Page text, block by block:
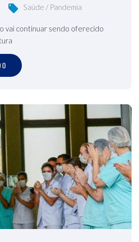
Saúde / Pandemia
vai continuar sendo oferecido